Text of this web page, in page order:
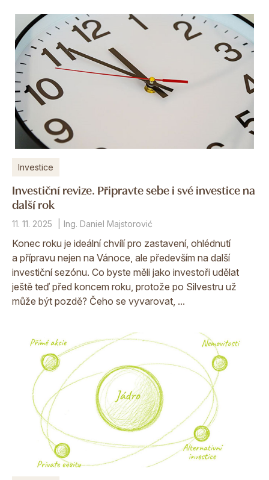
Investice
Investiční revize. Připravte sebe i své investice na
další rok
11. 11. 2025 Ing. Daniel Majstorović
Konec roku je ideální chvílí pro zastavení, ohlédnutí
a přípravu nejen na Vánoce, ale především na další
investiční sezónu. Co byste měli jako investoři udělat
ještě teď před koncem roku, protože po Silvestru už
může být pozdě? Čeho se vyvarovat, ...